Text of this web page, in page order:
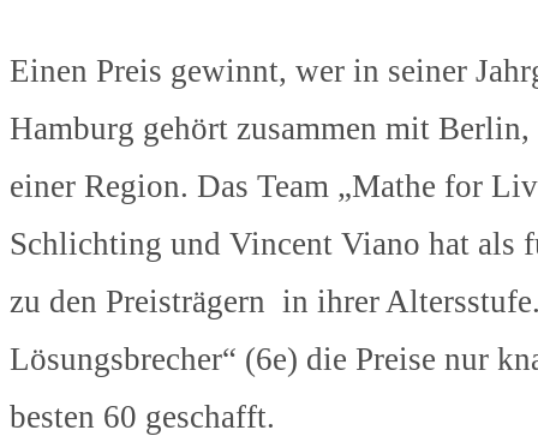
Einen Preis gewinnt, wer in seiner
Hamburg gehört zusammen mit
einer Region. Das Team „Mathe for
Schlichting und Vincent Viano hat als
zu den Preisträgern in ihrer
Lösungsbrecher“ (6e) die Preise nur
besten 60 geschafft.